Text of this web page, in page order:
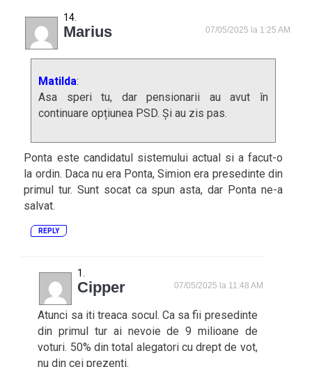
Marius 07/05/2025 la 1:25 AM
Matilda:
Asa speri tu, dar pensionarii au avut în
continuare opțiunea PSD. Și au zis pas.
Ponta este candidatul sistemului actual si a facut-o
la ordin. Daca nu era Ponta, Simion era presedinte din
primul tur. Sunt socat ca spun asta, dar Ponta ne-a
salvat.
REPLY
Cipper 07/05/2025 la 11:48 AM
Atunci sa iti treaca socul. Ca sa fii presedinte
din primul tur ai nevoie de 9 milioane de
voturi. 50% din total alegatori cu drept de vot,
nu din cei prezenti.